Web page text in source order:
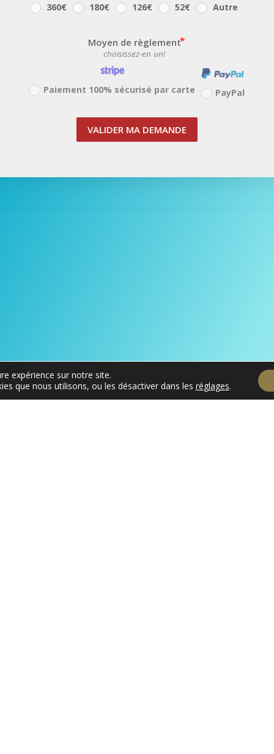
360€ 180€ 126€ 52€ Autre
Moyen de règlement
choisissez-en un!
Paiement 100% sécurisé par carte PayPal
VALIDER MA DEMANDE
expérience sur notre site.
que nous utilisons, ou les désactiver dans les réglages.